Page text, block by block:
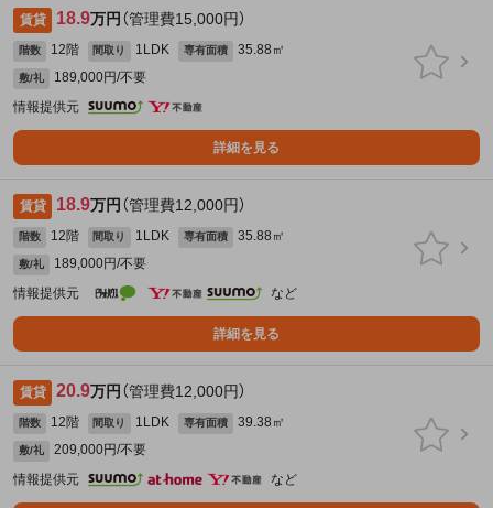
賃貸 18.9万円 （管理費15,000円）
階数 12階 間取り 1LDK 専有面積 35.88㎡
敷/礼
189,000円/不要
情報提供元
詳細を見る
賃貸 18.9万円 （管理費12,000円）
階数 12階 間取り 1LDK 専有面積 35.88㎡
敷/礼
189,000円/不要
情報提供元
など
詳細を見る
賃貸 20.9万円 （管理費12,000円）
階数 12階 間取り 1LDK 専有面積 39.38㎡
敷/礼
209,000円/不要
情報提供元
など